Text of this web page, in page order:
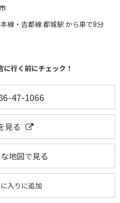
線・吉都線 都城駅 から車で8分
に行く前にチェック！
47-1066
見る
地図で見る
入りに追加